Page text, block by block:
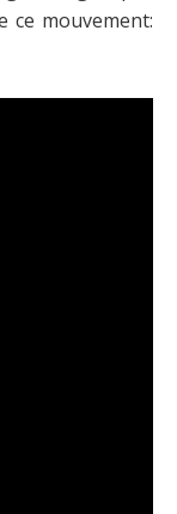
ce mouvement: